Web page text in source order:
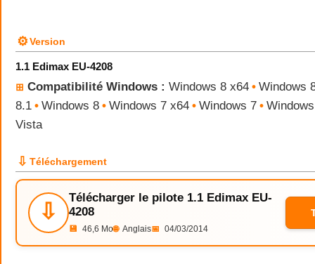
⚙Version
1.1 Edimax EU-4208
⊞ Compatibilité Windows : Windows 8 x64 • Windows
8.1 • Windows 8 • Windows 7 x64 • Windows 7 •
Vista
⇩ Téléchargement
⇩
Télécharger le pilote 1.1 Edimax EU-
4208
💾 46,6 Mo🌐 Anglais📅 04/03/2014